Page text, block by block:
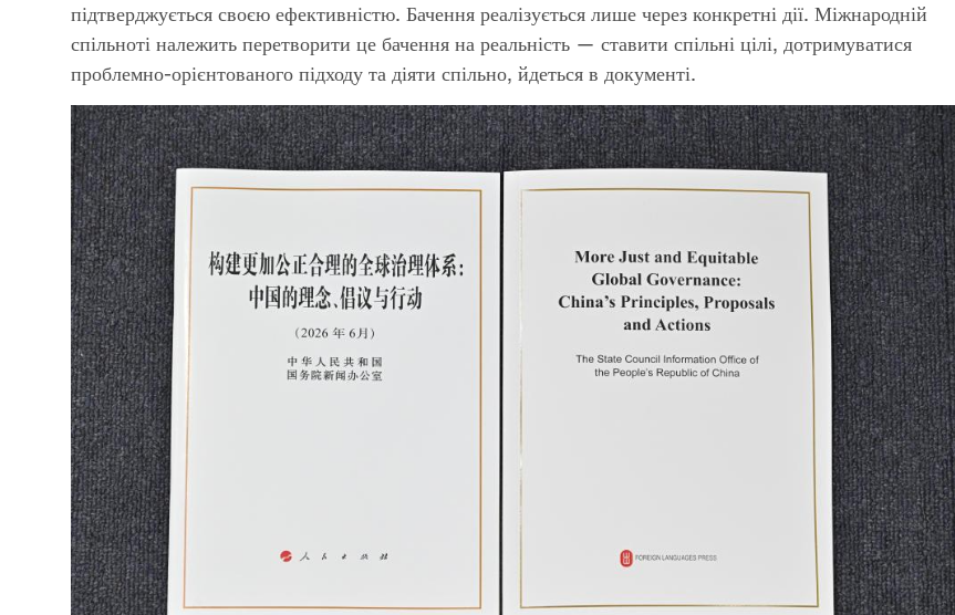
підтверджується своєю ефективністю. Бачення реалізується лише через конкретні дії. Міжнародній
спільноті належить перетворити це бачення на реальність — ставити спільні цілі, дотримуватися
проблемно-орієнтованого підходу та діяти спільно, йдеться в документі.